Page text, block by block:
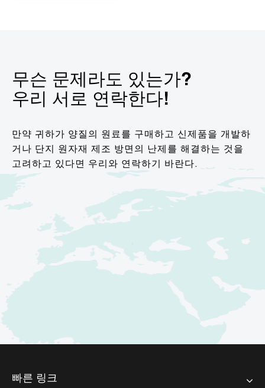
무슨 문제라도 있는가?
우리 서로 연락한다!
만약 귀하가 양질의 원료를 구매하고 신제품을 개발하
거나 단지 원자재 제조 방면의 난제를 해결하는 것을
고려하고 있다면 우리와 연락하기 바란다.
빠른 링크